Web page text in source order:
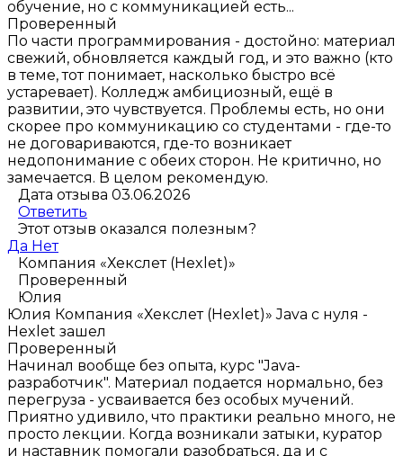
обучение, но с коммуникацией есть...
Проверенный
По части программирования - достойно: материал
свежий, обновляется каждый год, и это важно (кто
в теме, тот понимает, насколько быстро всё
устаревает). Колледж амбициозный, ещё в
развитии, это чувствуется. Проблемы есть, но они
скорее про коммуникацию со студентами - где-то
не договариваются, где-то возникает
недопонимание с обеих сторон. Не критично, но
замечается. В целом рекомендую.
Дата отзыва 03.06.2026
Ответить
Этот отзыв оказался полезным?
Да Нет
Компания «Хекслет (Hexlet)»
Проверенный
Юлия
Юлия Компания «Хекслет (Hexlet)» Java с нуля -
Hexlet зашел
Проверенный
Начинал вообще без опыта, курс "Java-
разработчик". Материал подается нормально, без
перегруза - усваивается без особых мучений.
Приятно удивило, что практики реально много, не
просто лекции. Когда возникали затыки, куратор
и наставник помогали разобраться, да и с